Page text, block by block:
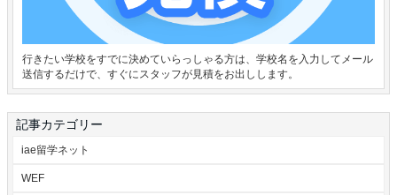
行きたい学校をすでに決めていらっしゃる方は、学校名を入力してメール
送信するだけで、すぐにスタッフが見積をお出しします。
記事カテゴリー
iae留学ネット
WEF